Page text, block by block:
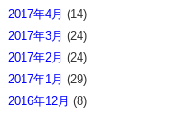
2017年4月 (14)
2017年3月 (24)
2017年2月 (24)
2017年1月 (29)
2016年12月 (8)